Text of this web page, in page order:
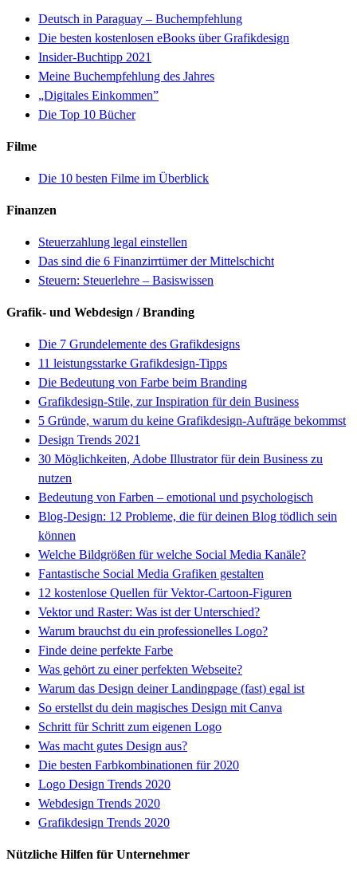
Deutsch in Paraguay – Buchempfehlung
Die besten kostenlosen eBooks über Grafikdesign
Insider-Buchtipp 2021
Meine Buchempfehlung des Jahres
„Digitales Einkommen”
Die Top 10 Bücher
Filme
Die 10 besten Filme im Überblick
Finanzen
Steuerzahlung legal einstellen
Das sind die 6 Finanzirrtümer der Mittelschicht
Steuern: Steuerlehre – Basiswissen
Grafik- und Webdesign / Branding
Die 7 Grundelemente des Grafikdesigns
11 leistungsstarke Grafikdesign-Tipps
Die Bedeutung von Farbe beim Branding
Grafikdesign-Stile, zur Inspiration für dein Business
5 Gründe, warum du keine Grafikdesign-Aufträge bekommst
Design Trends 2021
30 Möglichkeiten, Adobe Illustrator für dein Business zu
nutzen
Bedeutung von Farben – emotional und psychologisch
Blog-Design: 12 Probleme, die für deinen Blog tödlich sein
können
Welche Bildgrößen für welche Social Media Kanäle?
Fantastische Social Media Grafiken gestalten
12 kostenlose Quellen für Vektor-Cartoon-Figuren
Vektor und Raster: Was ist der Unterschied?
Warum brauchst du ein professionelles Logo?
Finde deine perfekte Farbe
Was gehört zu einer perfekten Webseite?
Warum das Design deiner Landingpage (fast) egal ist
So erstellst du dein magisches Design mit Canva
Schritt für Schritt zum eigenen Logo
Was macht gutes Design aus?
Die besten Farbkombinationen für 2020
Logo Design Trends 2020
Webdesign Trends 2020
Grafikdesign Trends 2020
Nützliche Hilfen für Unternehmer